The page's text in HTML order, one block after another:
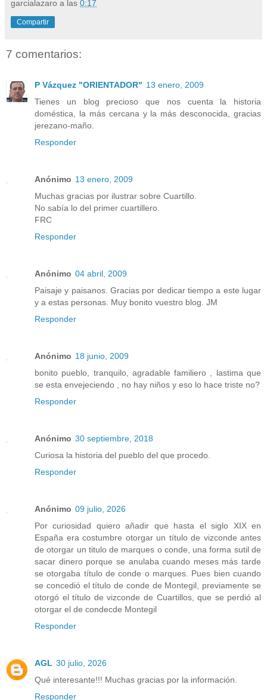
garcialazaro a las 0:17
Compartir
7 comentarios:
P Vázquez "ORIENTADOR" 13 enero, 2009
Tienes un blog precioso que nos cuenta la historia
doméstica, la más cercana y la más desconocida, gracias
jerezano-maño.
Responder
Anónimo 13 enero, 2009
Muchas gracias por ilustrar sobre Cuartillo.
No sabía lo del primer cuartillero.
FRC
Responder
Anónimo 04 abril, 2009
Paisaje y paisanos. Gracias por dedicar tiempo a este lugar
y a estas personas. Muy bonito vuestro blog. JM
Responder
Anónimo 18 junio, 2009
bonito pueblo, tranquilo, agradable familiero , lastima que
se esta envejeciendo , no hay niños y eso lo hace triste no?
Responder
Anónimo 30 septiembre, 2018
Curiosa la historia del pueblo del que procedo.
Responder
Anónimo 09 julio, 2026
Por curiosidad quiero añadir que hasta el siglo XIX en
España era costumbre otorgar un título de vizconde antes
de otorgar un titulo de marques o conde, una forma sutil de
sacar dinero porque se anulaba cuando meses más tarde
se otorgaba título de conde o marques. Pues bien cuando
se concedió el título de conde de Montegil, previamente se
otorgó el título de vizconde de Cuartillos, que se perdió al
otorgar el de condecde Montegil
Responder
AGL 30 julio, 2026
Qué interesante!!! Muchas gracias por la información.
Responder